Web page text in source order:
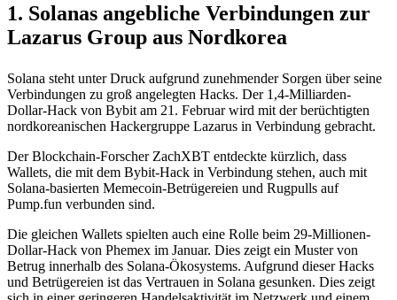
1. Solanas angebliche Verbindungen zur
Lazarus Group aus Nordkorea
Solana steht unter Druck aufgrund zunehmender Sorgen über seine
Verbindungen zu groß angelegten Hacks. Der 1,4-Milliarden-
Dollar-Hack von Bybit am 21. Februar wird mit der berüchtigten
nordkoreanischen Hackergruppe Lazarus in Verbindung gebracht.
Der Blockchain-Forscher ZachXBT entdeckte kürzlich, dass
Wallets, die mit dem Bybit-Hack in Verbindung stehen, auch mit
Solana-basierten Memecoin-Betrügereien und Rugpulls auf
Pump.fun verbunden sind.
Die gleichen Wallets spielten auch eine Rolle beim 29-Millionen-
Dollar-Hack von Phemex im Januar. Dies zeigt ein Muster von
Betrug innerhalb des Solana-Ökosystems. Aufgrund dieser Hacks
und Betrügereien ist das Vertrauen in Solana gesunken. Dies zeigt